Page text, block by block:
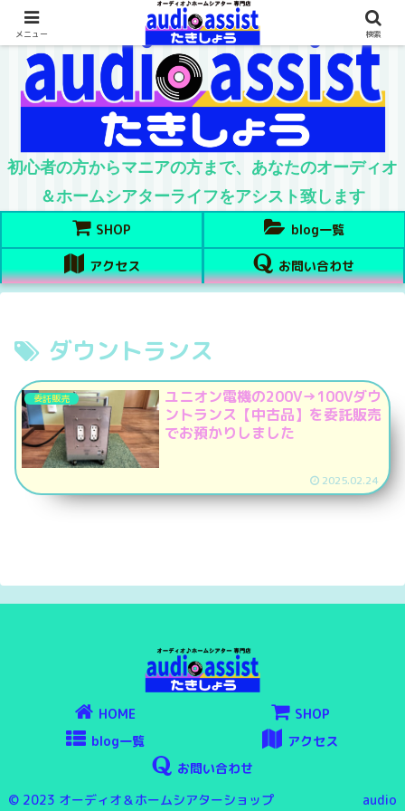
初心者の方からマニアの方まで、あなたのオーディオ
＆ホームシアターライフをアシスト致します
SHOP blog一覧
アクセス お問い合わせ
ダウントランス
委託販売
ユニオン電機の200V→100Vダウ
ントランス【中古品】を委託販売
でお預かりしました
2025.02.24
HOME
SHOP
blog一覧
アクセス
お問い合わせ
© 2023 オーディオ＆ホームシアターショップ audio
メニュー 検索